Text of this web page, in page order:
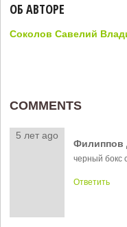
ОБ АВТОРЕ
Соколов Савелий
COMMENTS
5 лет ago
Филиппов
черный бокс
Ответить